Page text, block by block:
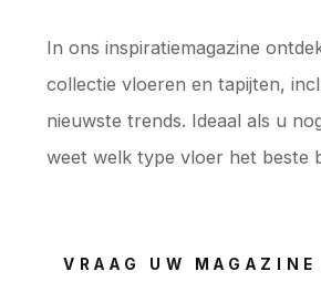
In ons inspiratiemagazine
collectie vloeren en tapijten,
nieuwste trends. Ideaal als u
weet welk type vloer het beste
VRAAG UW MAGAZINE